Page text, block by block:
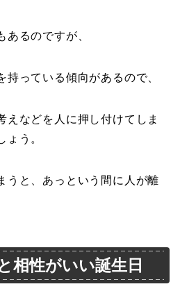
あるのですが、
っている傾向があるので、
えなどを人に押し付けてしま
ょう。
うと、あっという間に人が離
相性がいい誕生日